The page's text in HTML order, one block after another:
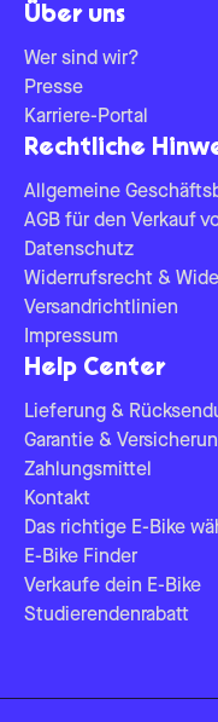
Über uns
Wer sind wir?
Presse
Karriere-Portal
Rechtliche
Allgemeine
AGB für den Verkauf
Datenschutz
Widerrufsrecht &
Versandrichtlinien
Impressum
Help Center
Lieferung &
Garantie &
Zahlungsmittel
Kontakt
Das richtige E-Bike
E-Bike Finder
Verkaufe dein E-Bike
Studierendenrabatt